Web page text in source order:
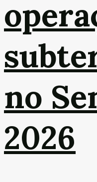
no
2026